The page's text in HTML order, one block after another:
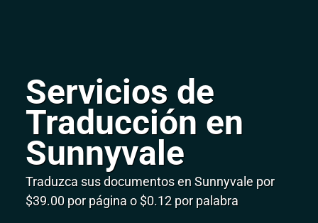
Servicios de
Traducción en
Sunnyvale
Traduzca sus documentos en Sunnyvale por
$39.00 por página o $0.12 por palabra